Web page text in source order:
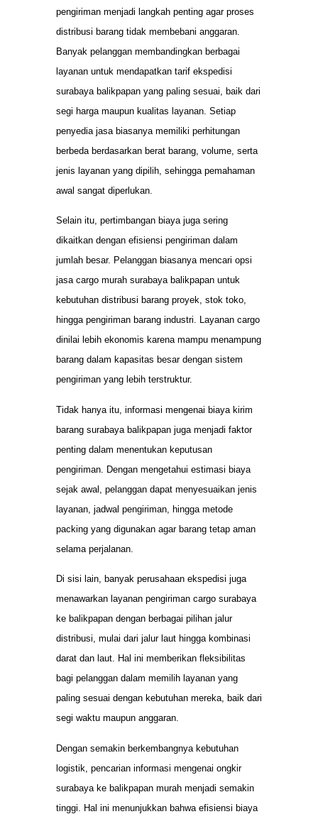
pengiriman menjadi langkah penting agar proses
distribusi barang tidak membebani anggaran.
Banyak pelanggan membandingkan berbagai
layanan untuk mendapatkan tarif ekspedisi
surabaya balikpapan yang paling sesuai, baik dari
segi harga maupun kualitas layanan. Setiap
penyedia jasa biasanya memiliki perhitungan
berbeda berdasarkan berat barang, volume, serta
jenis layanan yang dipilih, sehingga pemahaman
awal sangat diperlukan.
Selain itu, pertimbangan biaya juga sering
dikaitkan dengan efisiensi pengiriman dalam
jumlah besar. Pelanggan biasanya mencari opsi
jasa cargo murah surabaya balikpapan untuk
kebutuhan distribusi barang proyek, stok toko,
hingga pengiriman barang industri. Layanan cargo
dinilai lebih ekonomis karena mampu menampung
barang dalam kapasitas besar dengan sistem
pengiriman yang lebih terstruktur.
Tidak hanya itu, informasi mengenai biaya kirim
barang surabaya balikpapan juga menjadi faktor
penting dalam menentukan keputusan
pengiriman. Dengan mengetahui estimasi biaya
sejak awal, pelanggan dapat menyesuaikan jenis
layanan, jadwal pengiriman, hingga metode
packing yang digunakan agar barang tetap aman
selama perjalanan.
Di sisi lain, banyak perusahaan ekspedisi juga
menawarkan layanan pengiriman cargo surabaya
ke balikpapan dengan berbagai pilihan jalur
distribusi, mulai dari jalur laut hingga kombinasi
darat dan laut. Hal ini memberikan fleksibilitas
bagi pelanggan dalam memilih layanan yang
paling sesuai dengan kebutuhan mereka, baik dari
segi waktu maupun anggaran.
Dengan semakin berkembangnya kebutuhan
logistik, pencarian informasi mengenai ongkir
surabaya ke balikpapan murah menjadi semakin
tinggi. Hal ini menunjukkan bahwa efisiensi biaya